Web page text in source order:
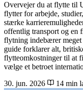
Overvejer du at flytte til
flytter for arbejde,
stærke
offentlig transport og en
flytning indebærer
guide forklarer alt,
flytteomkostninger til at
vælge et betroet
30. jun. 2026
14 min